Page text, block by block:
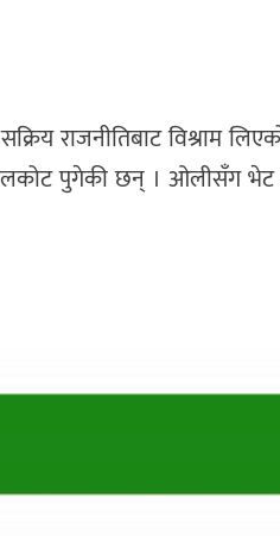
राजनीतिबाट विश्राम
पुगेकी छन् । ओलीसँग